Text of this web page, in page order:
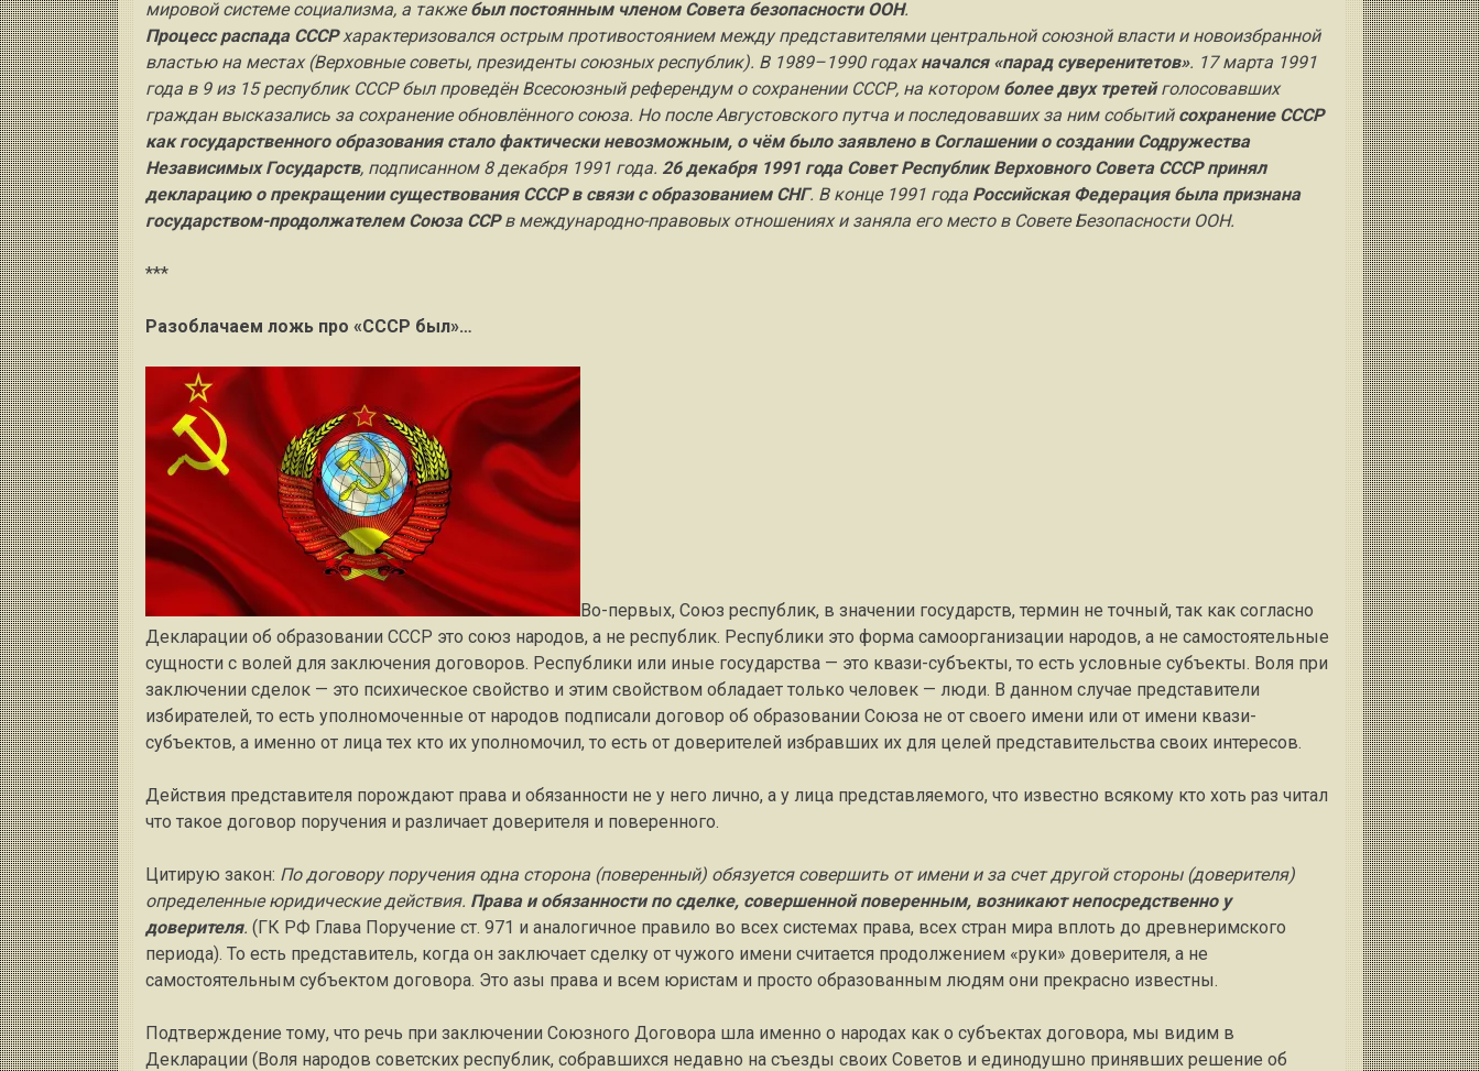
мировой системе социализма, а такжебыл постоянным членом Совета безопасности ООН.
Процесс распада СССРхарактеризовался острым противостоянием между представителями центральной союзной власти и новоизбранной
властью на местах (Верховные советы, президенты союзных республик). В 1989–1990 годахначался «парад суверенитетов». 17 марта 1991
года в 9 из 15 республик СССР был проведён Всесоюзный референдум о сохранении СССР, на которомболее двух третейголосовавших
граждан высказались за сохранение обновлённого союза. Но после Августовского путча и последовавших за ним событий сохранение СССР
как государственного образования стало фактически невозможным, о чём было заявлено в Соглашении о создании Содружества
Независимых Государств, подписанном 8 декабря 1991 года. 26 декабря 1991 года Совет Республик Верховного Совета СССР принял
декларацию о прекращении существования СССР в связи с образованием СНГ. В конце 1991 года Российская Федерация была признана
государством-продолжателем Союза ССРв международно-правовых отношениях и заняла его место в Совете Безопасности ООН.
***
Разоблачаем ложь про «СССР был»…
Во-первых, Союз республик, в значении государств, термин не точный, так как согласно
Декларации об образовании СССР это союз народов, а не республик. Республики это форма самоорганизации народов, а не самостоятельные
сущности с волей для заключения договоров. Республики или иные государства — это квази-субъекты, то есть условные субъекты. Воля при
заключении сделок — это психическое свойство и этим свойством обладает только человек — люди. В данном случае представители
избирателей, то есть уполномоченные от народов подписали договор об образовании Союза не от своего имени или от имени квази-
субъектов, а именно от лица тех кто их уполномочил, то есть от доверителей избравших их для целей представительства своих интересов.
Действия представителя порождают права и обязанности не у него лично, а у лица представляемого, что известно всякому кто хоть раз читал
что такое договор поручения и различает доверителя и поверенного.
Цитирую закон: По договору поручения одна сторона (поверенный) обязуется совершить от имени и за счет другой стороны (доверителя)
определенные юридические действия. Права и обязанности по сделке, совершенной поверенным, возникают непосредственно у
доверителя. (ГК РФ Глава Поручение ст. 971 и аналогичное правило во всех системах права, всех стран мира вплоть до древнеримского
периода). То есть представитель, когда он заключает сделку от чужого имени считается продолжением «руки» доверителя, а не
самостоятельным субъектом договора. Это азы права и всем юристам и просто образованным людям они прекрасно известны.
Подтверждение тому, что речь при заключении Союзного Договора шла именно о народах как о субъектах договора, мы видим в
Декларации (Воля народов советских республик, собравшихся недавно на съезды своих Советов и единодушно принявших решение об